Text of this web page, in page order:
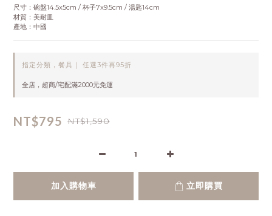
尺寸：碗盤14.5x5cm / 杯子7x9.5cm / 湯匙14cm
材質：美耐皿
產地：中國
指定分類，餐具｜ 任選3件再95折
全店，超商/宅配滿2000元免運
NT$795 NT$1,590
加入購物車 立即購買